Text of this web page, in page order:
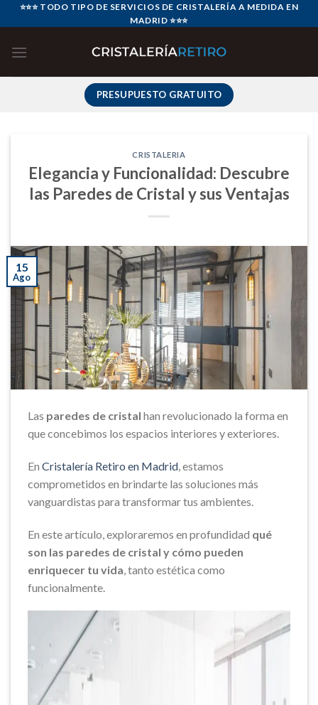
Skip
to
⭐⭐⭐ TODO TIPO DE SERVICIOS DE CRISTALERÍA A MEDIDA EN
MADRID ⭐⭐⭐
PRESUPUESTO GRATUITO
CRISTALERIA
Elegancia y Funcionalidad: Descubre
las Paredes de Cristal y sus Ventajas
15
Ago
Las paredes de cristal han revolucionado la forma en
que concebimos los espacios interiores y exteriores.
En Cristalería Retiro en Madrid, estamos
comprometidos en brindarte las soluciones más
vanguardistas para transformar tus ambientes.
En este artículo, exploraremos en profundidad qué
son las paredes de cristal y cómo pueden
enriquecer tu vida , tanto estética como
funcionalmente.